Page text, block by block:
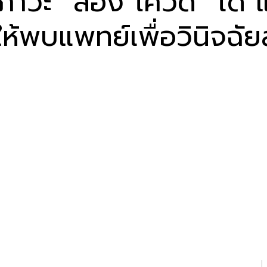
ห้พบแพทย์เพื่อวินิจฉัย